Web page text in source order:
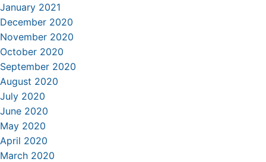
January 2021
December 2020
November 2020
October 2020
September 2020
August 2020
July 2020
June 2020
May 2020
April 2020
March 2020